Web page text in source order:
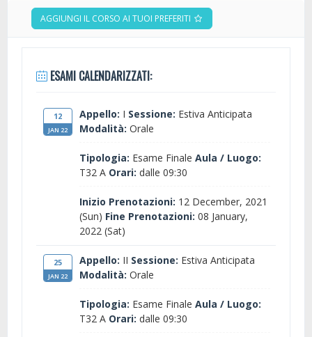
AGGIUNGI IL CORSO AI TUOI PREFERITI
ESAMI CALENDARIZZATI:
12
JAN 22
Appello: I Sessione: Estiva Anticipata
Modalità: Orale
Tipologia: Esame Finale Aula / Luogo:
T32 A Orari: dalle 09:30
Inizio Prenotazioni: 12 December, 2021
(Sun) Fine Prenotazioni: 08 January,
2022 (Sat)
25
JAN 22
Appello: II Sessione: Estiva Anticipata
Modalità: Orale
Tipologia: Esame Finale Aula / Luogo:
T32 A Orari: dalle 09:30